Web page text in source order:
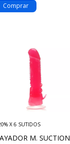
M. SUCTION
X 6 SUTIDOS